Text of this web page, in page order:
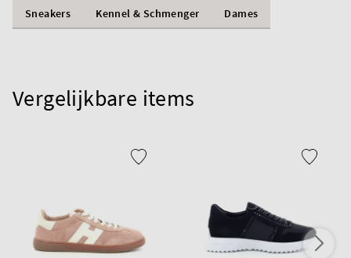
Sneakers Kennel & Schmenger Dames
Vergelijkbare items